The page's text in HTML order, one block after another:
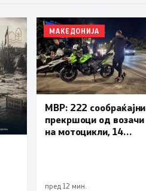
МАКЕДОНИЈА
МВР: 222 сообраќајни
прекршоци од возачи
на мотоцикли, 14
пред 12 мин.